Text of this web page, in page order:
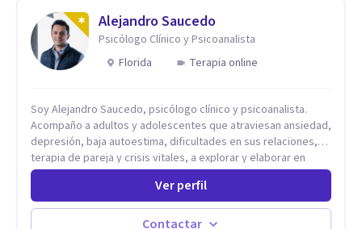
sentido. Considero que esto es posible cuando
desarrollamos una mayor conciencia de nuestro mundo
interior y de la manera en que nuestras experiencias influyen
en nuestra forma de sentir, pensar y relacionarnos. Mi misión
ritmo de cada persona. Integro conocimientos y herramientas
de la psicología con un enfoque informado en trauma para
ayudar a mis clientes a comprender sus conflictos internos,
fortalecer sus recursos personales, desarrollar nuevas
estrategias de afrontamiento y avanzar con mayor claridad,
autoconciencia como un camino fundamental para la
transformación personal y para construir una vida más
Alejandro Saucedo
Psicólogo Clínico y Psicoanalista
Florida
Terapia online
Soy Alejandro Saucedo, psicólogo clínico y psicoanalista.
Acompaño a adultos y adolescentes que atraviesan ansiedad,
depresión, baja autoestima, dificultades en sus relaciones,
terapia de pareja y crisis vitales, a explorar y elaborar en
profundidad los conflictos internos que generan malestar en
autoconocimiento y análisis, es posible acceder a las
historias personales, elaborar las experiencias del pasado y
Ver perfil
Contactar